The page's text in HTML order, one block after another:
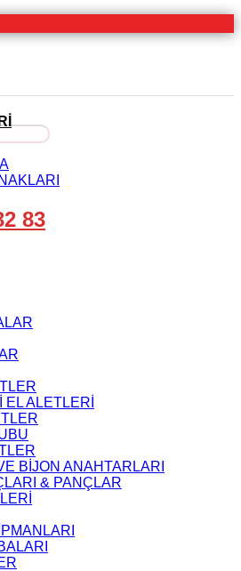
83
EL ALETLERİ
BİJON ANAHTARLARI
& PANÇLAR